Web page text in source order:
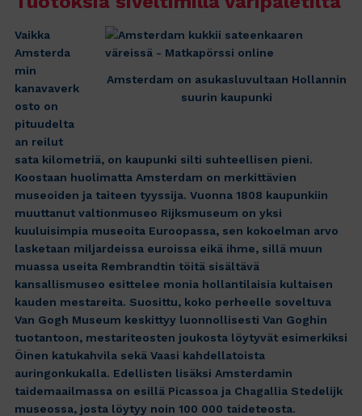
Amsterdam on asukasluvultaan Hollannin
suurin kaupunki
Vaikka
Amsterda
min
kanavaverk
osto on
pituudelta
an reilut
sata kilometriä, on kaupunki silti suhteellisen pieni.
Koostaan huolimatta Amsterdam on merkittävien
museoiden ja taiteen tyyssija. Vuonna 1808 kaupunkiin
muuttanut valtionmuseo Rijksmuseum on yksi
kuuluisimpia museoita Euroopassa, sen kokoelman arvo
lasketaan miljardeissa euroissa eikä ihme, sillä muun
muassa useita Rembrandtin töitä sisältävä
kansallismuseo esittelee monia hollantilaisia kultaisen
kauden mestareita. Suosittu, koko perheelle soveltuva
Van Gogh Museum keskittyy luonnollisesti Van Goghin
tuotantoon, mestariteosten joukosta löytyvät esimerkiksi
Öinen katukahvila sekä Vaasi kahdellatoista
auringonkukalla. Edellisten lisäksi Amsterdamin
taidemaailmassa on esillä Picassoa ja Chagallia Stedelijk
museossa, josta löytyy noin 100 000 taideteosta.